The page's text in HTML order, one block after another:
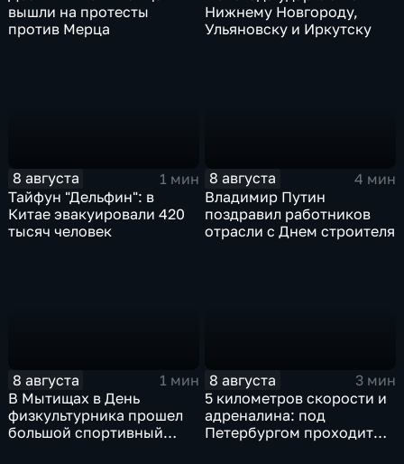
вышли на протесты
против Мерца
Нижнему Новгороду,
Ульяновску и Иркутску
8 августа
1 мин
Тайфун "Дельфин": в
Китае эвакуировали 420
тысяч человек
8 августа
4 мин
Владимир Путин
поздравил работников
отрасли с Днем строителя
8 августа
1 мин
В Мытищах в День
физкультурника прошел
большой спортивный
8 августа
3 мин
5 километров скорости и
адреналина: под
Петербургом проходит